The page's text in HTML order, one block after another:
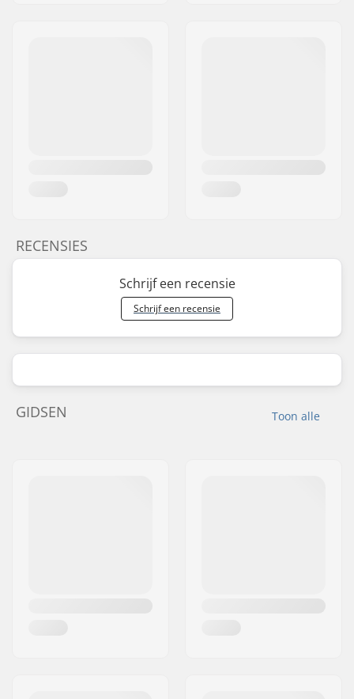
RECENSIES
Schrijf een recensie
Schrijf een recensie
Toon alle
GIDSEN